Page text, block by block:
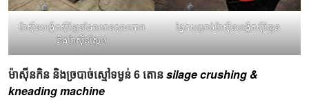
ម៉ាស៊ីនបង្កើតស៊ីឡែនដែលមានគុណភាព
និងម៉ាស៊ីនស្កែប
ផ្នែកសម្រាប់ម៉ាស៊ីនបង្កើតស៊ីឡែន
ម៉ាស៊ីន​កិន​ និង​ច្របាច់​ស្មៅ​ទម្ងន់​ 6​ តោន​silage crushing &
kneading machine